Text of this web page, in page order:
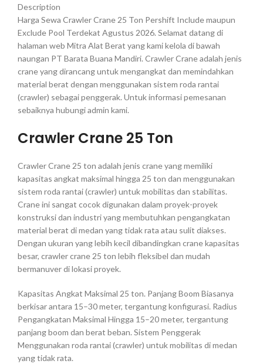
Description
Harga Sewa Crawler Crane 25 Ton Pershift Include maupun
Exclude Pool Terdekat Agustus 2026. Selamat datang di
halaman web Mitra Alat Berat yang kami kelola di bawah
naungan PT Barata Buana Mandiri. Crawler Crane adalah jenis
crane yang dirancang untuk mengangkat dan memindahkan
material berat dengan menggunakan sistem roda rantai
(crawler) sebagai penggerak. Untuk informasi pemesanan
sebaiknya hubungi admin kami.
Crawler Crane 25 Ton
Crawler Crane 25 ton adalah jenis crane yang memiliki
kapasitas angkat maksimal hingga 25 ton dan menggunakan
sistem roda rantai (crawler) untuk mobilitas dan stabilitas.
Crane ini sangat cocok digunakan dalam proyek-proyek
konstruksi dan industri yang membutuhkan pengangkatan
material berat di medan yang tidak rata atau sulit diakses.
Dengan ukuran yang lebih kecil dibandingkan crane kapasitas
besar, crawler crane 25 ton lebih fleksibel dan mudah
bermanuver di lokasi proyek.
Kapasitas Angkat Maksimal 25 ton. Panjang Boom Biasanya
berkisar antara 15–30 meter, tergantung konfigurasi. Radius
Pengangkatan Maksimal Hingga 15–20 meter, tergantung
panjang boom dan berat beban. Sistem Penggerak
Menggunakan roda rantai (crawler) untuk mobilitas di medan
yang tidak rata.